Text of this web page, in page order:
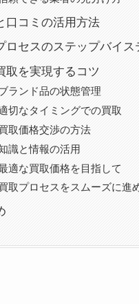
口コミの活用方法
ロセスのステップバイス
取を実現するコツ
ランド品の状態管理
切なタイミングでの買取
取価格交渉の方法
識と情報の活用
適な買取価格を目指して
取プロセスをスムーズに進